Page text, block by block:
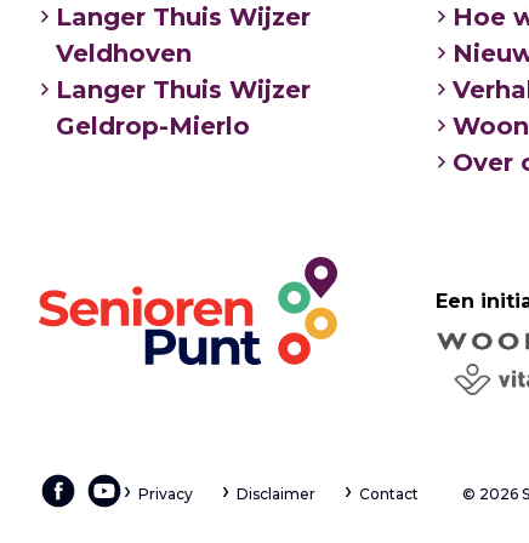
Langer Thuis Wijzer
Veldhoven
Langer Thuis Wijzer
Geldrop-Mierlo
Hoe
Over
Een
Privacy Disclaimer Contact © 2026